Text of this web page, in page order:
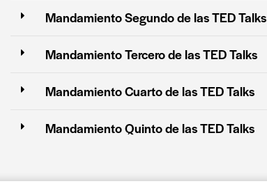
Mandamiento Segundo de las TED Talks
Mandamiento Tercero de las TED Talks
Mandamiento Cuarto de las TED Talks
Mandamiento Quinto de las TED Talks